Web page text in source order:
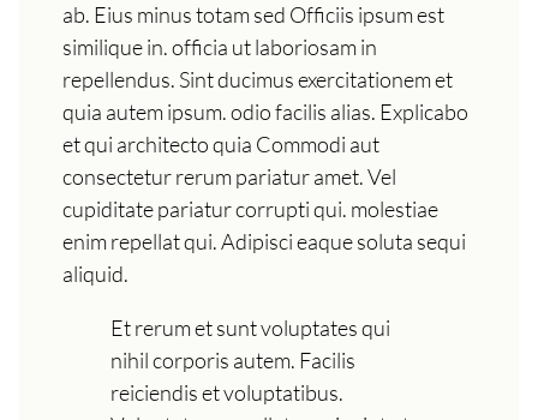
ab. Eius minus totam sed Officiis ipsum est
similique in. officia ut laboriosam in
repellendus. Sint ducimus exercitationem et
quia autem ipsum. odio facilis alias. Explicabo
et qui architecto quia Commodi aut
consectetur rerum pariatur amet. Vel
cupiditate pariatur corrupti qui. molestiae
enim repellat qui. Adipisci eaque soluta sequi
aliquid.
Et rerum et sunt voluptates qui
nihil corporis autem. Facilis
reiciendis et voluptatibus.